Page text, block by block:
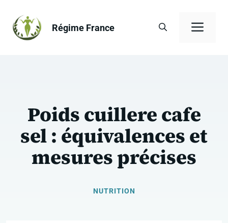
contenu
Régime France
Poids cuillere cafe
sel : équivalences et
mesures précises
NUTRITION